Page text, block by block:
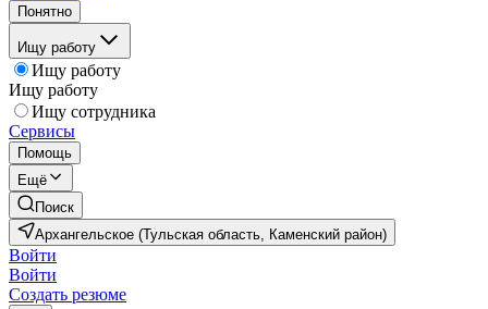
Понятно
Ищу работу
Ищу работу
Ищу работу
Ищу сотрудника
Сервисы
Помощь
Ещё
Поиск
Архангельское (Тульская область, Каменский район)
Войти
Войти
Создать резюме